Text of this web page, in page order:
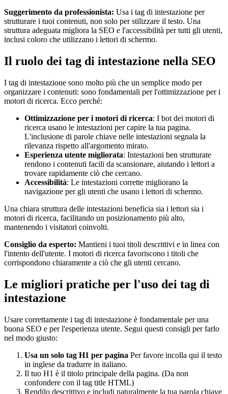
Suggerimento da professionista: Usa i tag di intestazione per
strutturare i tuoi contenuti, non solo per stilizzare il testo. Una
struttura adeguata migliora la SEO e l'accessibilità per tutti gli utenti,
inclusi coloro che utilizzano i lettori di schermo.
Il ruolo dei tag di intestazione nella SEO
I tag di intestazione sono molto più che un semplice modo per
organizzare i contenuti: sono fondamentali per l'ottimizzazione per i
motori di ricerca. Ecco perché:
Ottimizzazione per i motori di ricerca: I bot dei motori di
ricerca usano le intestazioni per capire la tua pagina.
L'inclusione di parole chiave nelle intestazioni segnala la
rilevanza rispetto all'argomento mirato.
Esperienza utente migliorata: Intestazioni ben strutturate
rendono i contenuti facili da scansionare, aiutando i lettori a
trovare rapidamente ciò che cercano.
Accessibilità: Le intestazioni corrette migliorano la
navigazione per gli utenti che usano i lettori di schermo.
Una chiara struttura delle intestazioni beneficia sia i lettori sia i
motori di ricerca, facilitando un posizionamento più alto,
mantenendo i visitatori coinvolti.
Consiglio da esperto: Mantieni i tuoi titoli descrittivi e in linea con
l'intento dell'utente. I motori di ricerca favoriscono i titoli che
corrispondono chiaramente a ciò che gli utenti cercano.
Le migliori pratiche per l'uso dei tag di
intestazione
Usare correttamente i tag di intestazione è fondamentale per una
buona SEO e per l'esperienza utente. Segui questi consigli per farlo
nel modo giusto:
Usa un solo tag H1 per pagina Per favore incolla qui il testo
in inglese da tradurre in italiano.
Il tuo H1 è il titolo principale della pagina. (Da non
confondere con il tag title HTML)
Rendilo descrittivo e includi naturalmente la tua parola chiave